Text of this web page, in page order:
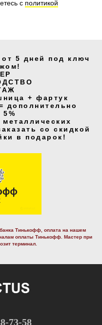
c политикой
5 дней под ключ
+ фартук
дополнительно
5%
со скидкой
в подарок!
Тинькофф, оплата на нашем
оплаты Тинькофф. Маcтер при
терминал.
73-58